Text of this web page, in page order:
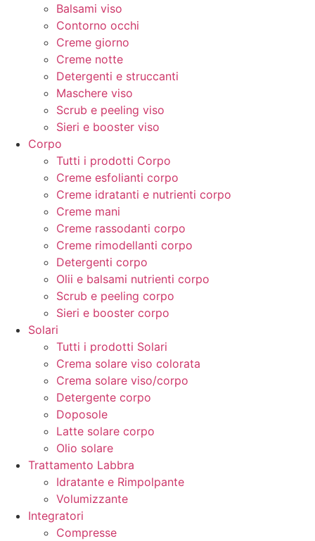
Balsami viso
Contorno occhi
Creme giorno
Creme notte
Detergenti e struccanti
Maschere viso
Scrub e peeling viso
Sieri e booster viso
Corpo
Tutti i prodotti Corpo
Creme esfolianti corpo
Creme idratanti e nutrienti corpo
Creme mani
Creme rassodanti corpo
Creme rimodellanti corpo
Detergenti corpo
Olii e balsami nutrienti corpo
Scrub e peeling corpo
Sieri e booster corpo
Solari
Tutti i prodotti Solari
Crema solare viso colorata
Crema solare viso/corpo
Detergente corpo
Doposole
Latte solare corpo
Olio solare
Trattamento Labbra
Idratante e Rimpolpante
Volumizzante
Integratori
Compresse